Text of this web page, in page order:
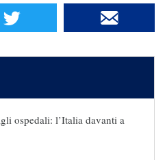
ospedali: l’Italia davanti a